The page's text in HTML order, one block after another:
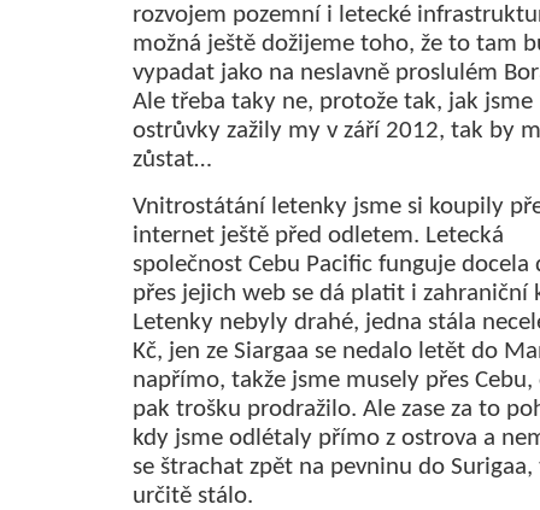
rozvojem pozemní i letecké
možná ještě dožijeme toho, že to tam
vypadat jako na neslavně proslulém
Ale třeba taky ne, protože tak, jak jsme
ostrůvky zažily my v září 2012, tak by
zůstat…
Vnitrostátání letenky jsme si koupily
internet ještě před odletem. Letecká
společnost Cebu Pacific funguje docela
přes jejich web se dá platit i zahraniční
Letenky nebyly drahé, jedna stála
Kč, jen ze Siargaa se nedalo letět do
napřímo, takže jsme musely přes Cebu,
pak trošku prodražilo. Ale zase za to
kdy jsme odlétaly přímo z ostrova a
se štrachat zpět na pevninu do Surigaa,
určitě stálo.